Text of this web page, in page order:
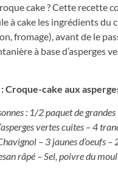
cake ? Cette recette
à cake les ingrédients du
fromage), avant de le
à base d’asperges
Croque-cake aux
: 1/2 paquet de
vertes cuites – 4
– 3 jaunes d’oeufs –
râpé – Sel, poivre du